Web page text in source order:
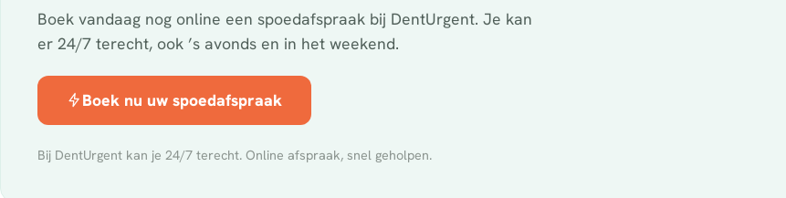
Boek vandaag nog online een spoedafspraak bij DentUrgent. Je kan
er 24/7 terecht, ook ’s avonds en in het weekend.
Boek nu uw spoedafspraak
Bij DentUrgent kan je 24/7 terecht. Online afspraak, snel geholpen.